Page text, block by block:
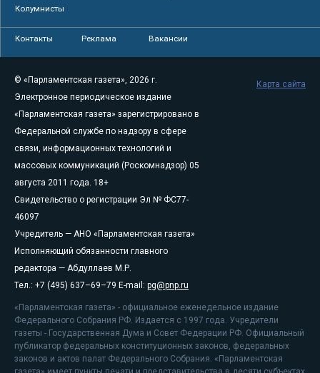
Колумнисты
Контакты Реклама Вакансии
© «Парламентская газета», 2026 г.
Электронное периодическое издание
«Парламентская газета» зарегистрировано в
Федеральной службе по надзору в сфере
связи, информационных технологий и
массовых коммуникаций (Роскомнадзор) 05
августа 2011 года. 18+
Свидетельство о регистрации Эл № ФС77-
46097
Учредитель — АНО «Парламентская газета»
Исполняющий обязанности главного
редактора — Абдуллаев М.Р.
Тел.: +7 (495) 637–69–79 E-mail: pg@pnp.ru
«Парламентская газета» - официальное еженедельное издание
Федерального Собрания РФ. Издается с 1997 года. Учредители
газеты - Государственная Дума и Совет Федерации РФ. Официальный
публикатор федеральных конституционных законов, федеральных
законов и актов палат Федерального Собрания. «Парламентская
Карта сайта